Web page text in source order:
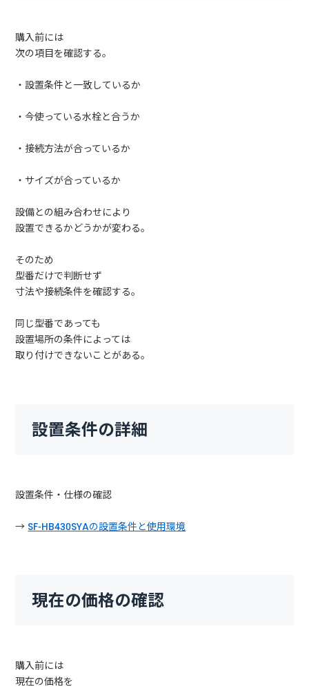
購入前には
次の項目を確認する。
・設置条件と一致しているか
・今使っている水栓と合うか
・接続方法が合っているか
・サイズが合っているか
設備との組み合わせにより
設置できるかどうかが変わる。
そのため
型番だけで判断せず
寸法や接続条件を確認する。
同じ型番であっても
設置場所の条件によっては
取り付けできないことがある。
設置条件の詳細
設置条件・仕様の確認
→ SF-HB430SYAの設置条件と使用環境
現在の価格の確認
購入前には
現在の価格を